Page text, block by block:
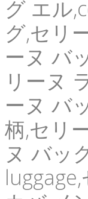
グ エル
グ,セリ
ーヌ バ
リーヌ
ーヌ バ
柄,セリ
ヌ バッ